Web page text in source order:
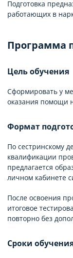
Подготовка
работающих в
Программа
Цель обучения
Сформировать у
оказания помощи
Формат
По сестринскому
квалификации
предлагается
личном кабинете
После освоения
итоговое
повторно без
Сроки